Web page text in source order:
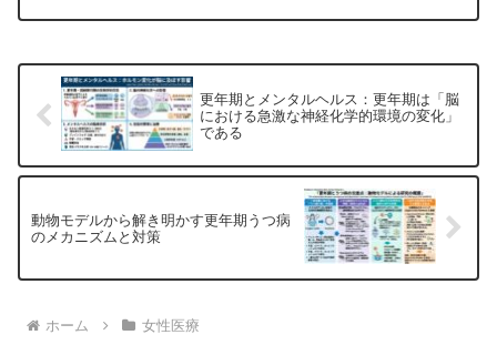
更年期とメンタルヘルス：更年期は「脳
における急激な神経化学的環境の変化」
である
動物モデルから解き明かす更年期うつ病
のメカニズムと対策
ホーム 女性医療